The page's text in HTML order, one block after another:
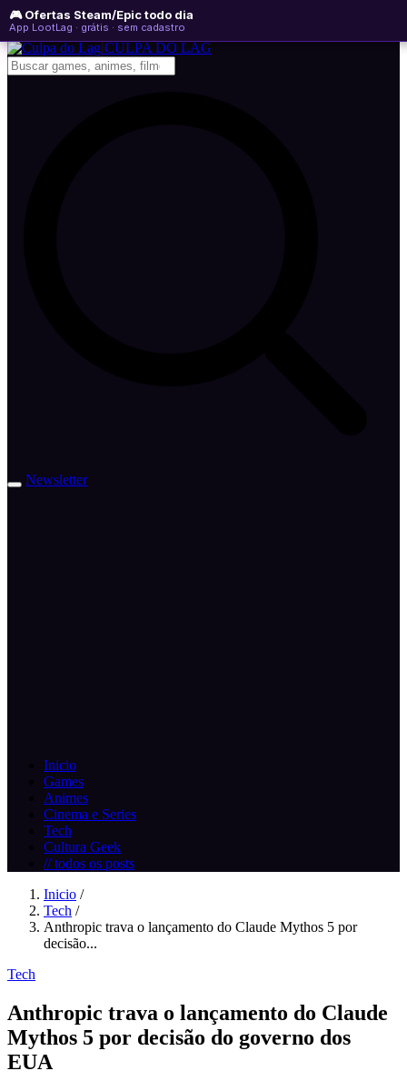
🎮 Ofertas Steam/Epic todo dia
App LootLag · grátis · sem cadastro
sexta-feira, 07 de agosto de 2026
Newsletter
CULPA DO LAG
Newsletter
Inicio
Games
Animes
Cinema e Series
Tech
Cultura Geek
// todos os posts
Inicio /
Tech /
Anthropic trava o lançamento do Claude Mythos 5 por
decisão...
Tech
Anthropic trava o lançamento do Claude
Mythos 5 por decisão do governo dos
EUA